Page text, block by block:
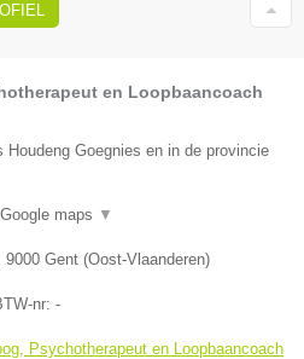
en Loopbaancoach
Houdeng Goegnies en in de provincie
Google maps ▼
9000 Gent (Oost-Vlaanderen)
nr: -
Psychotherapeut en Loopbaancoach